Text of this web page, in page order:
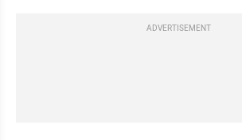
ADVERTISEMENT